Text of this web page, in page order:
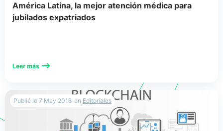
Sin categorizar
América Latina, la mejor atención médica para
jubilados expatriados
Leer más
Publié le 7 May 2018 en Editoriales